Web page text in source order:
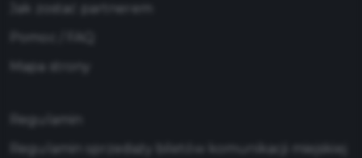
Jak zostać partnerem
Mapa strony
Regulamin
Regulamin sprzedaży biletów komunikacji miejskiej